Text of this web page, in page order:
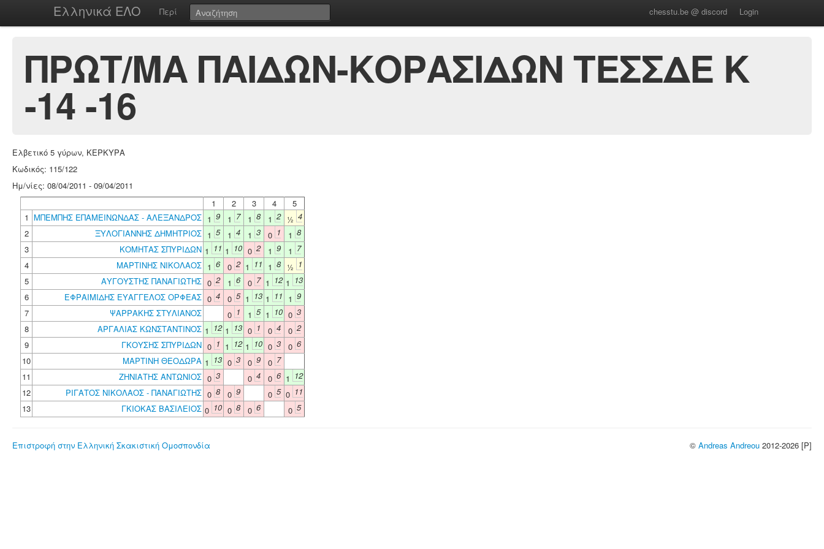
Ελληνικά ΕΛΟ Περί chesstu.be @ discord Login
ΠΡΩΤ/ΜΑ ΠΑΙΔΩΝ-ΚΟΡΑΣΙΔΩΝ ΤΕΣΣΔΕ Κ
-14 -16
Ελβετικό 5 γύρων, ΚΕΡΚΥΡΑ
Κωδικός: 115/122
Ημ/νίες: 08/04/2011 - 09/04/2011
1
2 3 4
5
1 ΜΠΕΜΠΗΣ ΕΠΑΜΕΙΝΩΝΔΑΣ - ΑΛΕΞΑΝΔΡΟΣ 1 9 1 7 1 8 1 2 ½ 4
2
ΞΥΛΟΓΙΑΝΝΗΣ ΔΗΜΗΤΡΙΟΣ 1 5 1 4 1 3 0 1 1 8
3
ΚΟΜΗΤΑΣ ΣΠΥΡΙΔΩΝ 1 11 1 10 0 2 1 9 1 7
4
ΜΑΡΤΙΝΗΣ ΝΙΚΟΛΑΟΣ 1 6 0 2 1 11 1 8 ½ 1
5
ΑΥΓΟΥΣΤΗΣ ΠΑΝΑΓΙΩΤΗΣ 0 2 1 6 0 7 1 12 1 13
6
ΕΦΡΑΙΜΙΔΗΣ ΕΥΑΓΓΕΛΟΣ ΟΡΦΕΑΣ 0 4 0 5 1 13 1 11 1 9
7
ΨΑΡΡΑΚΗΣ ΣΤΥΛΙΑΝΟΣ 0 1 1 5 1 10 0 3
8
ΑΡΓΑΛΙΑΣ ΚΩΝΣΤΑΝΤΙΝΟΣ 1 12 1 13 0 1 0 4 0 2
9
ΓΚΟΥΣΗΣ ΣΠΥΡΙΔΩΝ 0 1 1 12 1 10 0 3 0 6
10
ΜΑΡΤΙΝΗ ΘΕΟΔΩΡΑ 1 13 0 3 0 9 0 7
11
ΖΗΝΙΑΤΗΣ ΑΝΤΩΝΙΟΣ 0 3 0 4 0 6 1 12
12
ΡΙΓΑΤΟΣ ΝΙΚΟΛΑΟΣ - ΠΑΝΑΓΙΩΤΗΣ 0 8 0 9 0 5 0 11
13
ΓΚΙΟΚΑΣ ΒΑΣΙΛΕΙΟΣ 0 10 0 8 0 6 0 5
Επιστροφή στην Ελληνική Σκακιστική Ομοσπονδία © Andreas Andreou 2012-2026 [P]